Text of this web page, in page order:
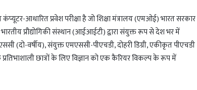
आधारित प्रवेश परीक्षा है जो शिक्षा मंत्रालय (एमओई) भारत सरकार
प्रौद्योगिकी संस्थान (आईआईटी) द्वारा संयुक्त रूप से देश भर में
(दो-वर्षीय), संयुक्त एमएससी-पीएचडी, दोहरी डिग्री, एकीकृत पीएचडी
छात्रों के लिए विज्ञान को एक कैरियर विकल्प के रूप में